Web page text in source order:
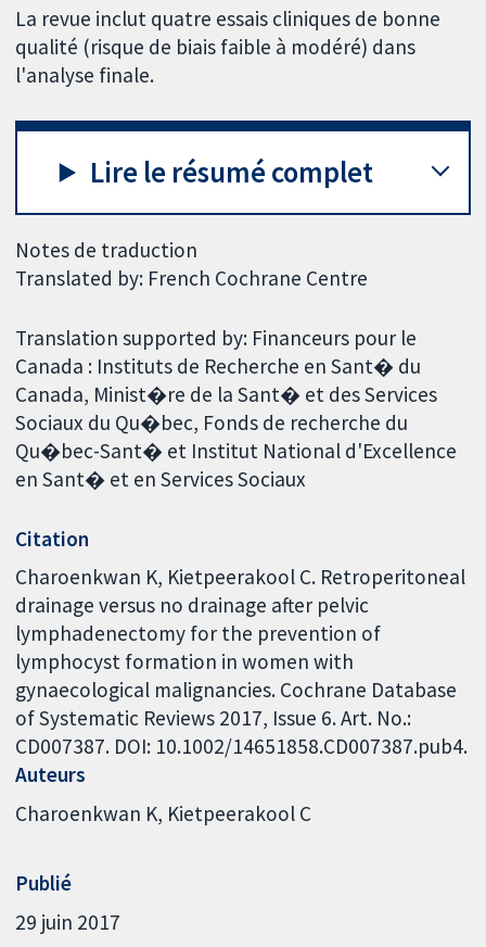
La revue inclut quatre essais cliniques de bonne
qualité (risque de biais faible à modéré) dans
l'analyse finale.
Lire le résumé complet
Notes de traduction
Translated by: French Cochrane Centre
Translation supported by: Financeurs pour le
Canada : Instituts de Recherche en Sant� du
Canada, Minist�re de la Sant� et des Services
Sociaux du Qu�bec, Fonds de recherche du
Qu�bec-Sant� et Institut National d'Excellence
en Sant� et en Services Sociaux
Citation
Charoenkwan K, Kietpeerakool C. Retroperitoneal
drainage versus no drainage after pelvic
lymphadenectomy for the prevention of
lymphocyst formation in women with
gynaecological malignancies. Cochrane Database
of Systematic Reviews 2017, Issue 6. Art. No.:
CD007387. DOI: 10.1002/14651858.CD007387.pub4.
Auteurs
Charoenkwan K Kietpeerakool C
Publié
29 juin 2017